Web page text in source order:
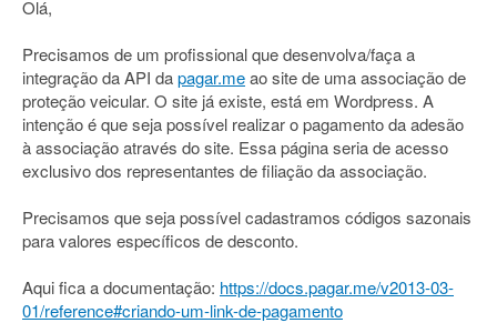
Olá,
Precisamos de um profissional que desenvolva/faça a
integração da API dapagar.meao site de uma associação de
proteção veicular. O site já existe, está em Wordpress. A
intenção é que seja possível realizar o pagamento da adesão
à associação através do site. Essa página seria de acesso
exclusivo dos representantes de filiação da associação.
Precisamos que seja possível cadastramos códigos sazonais
para valores específicos de desconto.
Aqui fica a documentação: https://docs.pagar.me/v2013-03-
01/reference#criando-um-link-de-pagamento